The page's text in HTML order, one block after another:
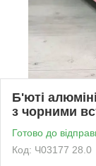
Б'юті
з чорними
Готово до
Код: Ч03177 28.0